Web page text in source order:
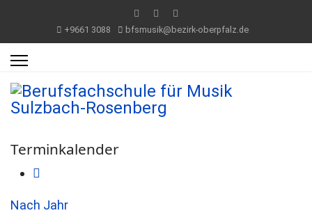
+9661 3088 bfsmusik@bezirk-oberpfalz.de
Terminkalender
Nach Jahr